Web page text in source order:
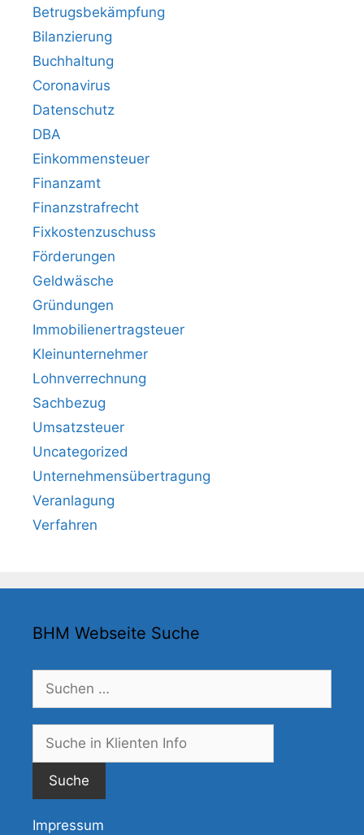
Betrugsbekämpfung
Bilanzierung
Buchhaltung
Coronavirus
Datenschutz
DBA
Einkommensteuer
Finanzamt
Finanzstrafrecht
Fixkostenzuschuss
Förderungen
Geldwäsche
Gründungen
Immobilienertragsteuer
Kleinunternehmer
Lohnverrechnung
Sachbezug
Umsatzsteuer
Uncategorized
Unternehmensübertragung
Veranlagung
Verfahren
BHM Webseite Suche
Suchen
nach:
Impressum